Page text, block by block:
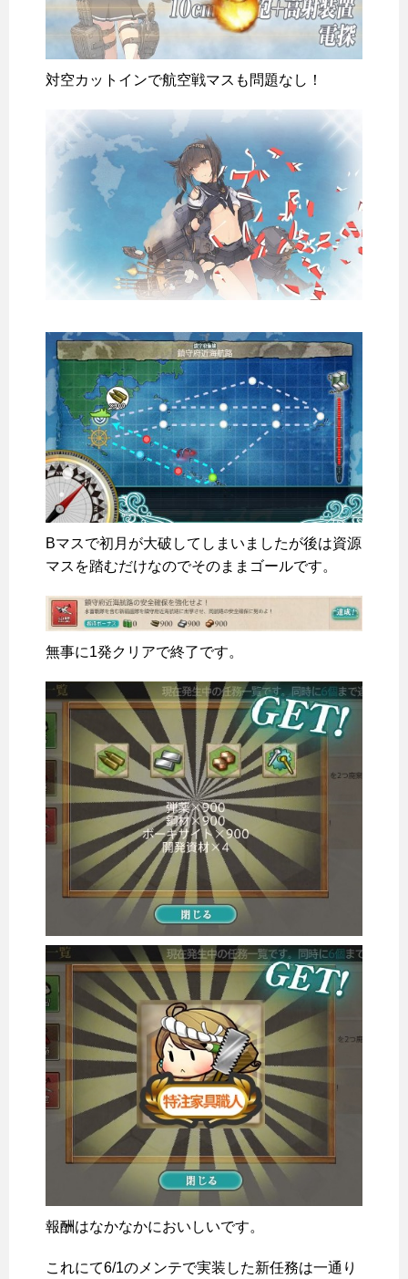
対空カットインで航空戦マスも問題なし！
Bマスで初月が大破してしまいましたが後は資源
マスを踏むだけなのでそのままゴールです。
無事に1発クリアで終了です。
報酬はなかなかにおいしいです。
これにて6/1のメンテで実装した新任務は一通り